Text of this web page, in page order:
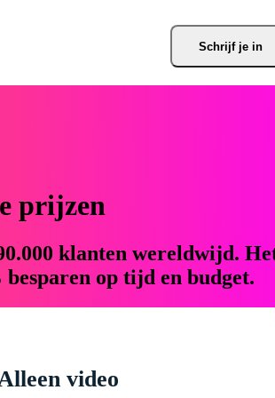
Schrijf je in
prijzen
klanten wereldwijd.
op tijd en budget.
video